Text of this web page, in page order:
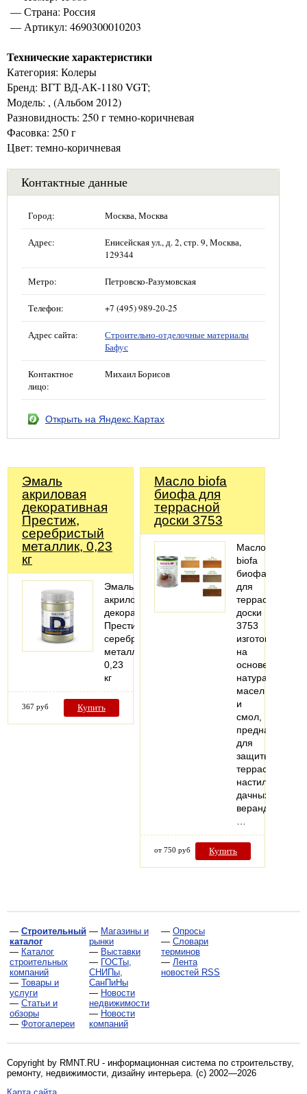
— Страна: Россия
— Артикул: 4690300010203
Технические характеристики
Категория: Колеры
Бренд: ВГТ ВД-АК-1180 VGT;
Модель: , (Альбом 2012)
Разновидность: 250 г темно-коричневая
Фасовка: 250 г
Цвет: темно-коричневая
Контактные данные
Город: Москва, Москва
Адрес:
Енисейская ул., д. 2, стр. 9, Москва,
129344
Метро: Петровско-Разумовская
Телефон: +7 (495) 989-20-25
Адрес сайта:
Строительно-отделочные материалы
Бафус
Контактное
лицо:
Михаил Борисов
Открыть на Яндекс.Картах
Эмаль
акриловая
декоративная
Престиж,
серебристый
металлик, 0,23
кг
Эмаль
акриловая
декоративная
Престиж,
серебристый
металлик,
0,23
кг
367 руб Купить
Масло biofa
биофа для
террасной
доски 3753
Масло
biofa
биофа
для
террасной
доски
3753
изготовлено
на
основе
натуральных
масел
и
смол,
для
защиты
террасных
настилов,
дачных
веранд,
от 750 руб Купить
— Строительный
каталог
— Каталог
строительных
компаний
— Товары и
услуги
— Статьи и
обзоры
— Фотогалереи
— Магазины и
рынки
— Выставки
— ГОСТы,
СНИПы,
СанПиНы
— Новости
недвижимости
— Новости
компаний
— Опросы
— Словари
терминов
— Лента
новостей RSS
Copyright by RMNT.RU - информационная система по строительству,
ремонту, недвижимости, дизайну интерьера. (c) 2002—2026